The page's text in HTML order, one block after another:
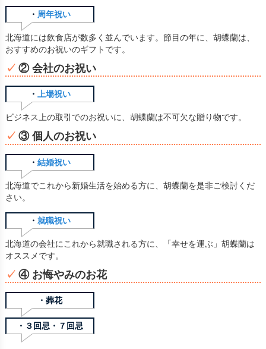
・ 周年祝い
北海道には飲食店が数多く並んでいます。節目の年に、胡蝶蘭は、
おすすめのお祝いのギフトです。
② 会社のお祝い
・ 上場祝い
ビジネス上の取引でのお祝いに、胡蝶蘭は不可欠な贈り物です。
③ 個人のお祝い
・ 結婚祝い
北海道でこれから新婚生活を始める方に、胡蝶蘭を是非ご検討くだ
さい。
・ 就職祝い
北海道の会社にこれから就職される方に、「幸せを運ぶ」胡蝶蘭は
オススメです。
④ お悔やみのお花
・葬花
・３回忌・７回忌